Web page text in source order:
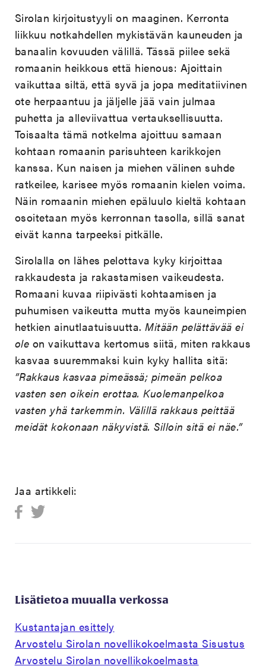
Sirolan kirjoitustyyli on maaginen. Kerronta
liikkuu notkahdellen mykistävän kauneuden ja
banaalin kovuuden välillä. Tässä piilee sekä
romaanin heikkous että hienous: Ajoittain
vaikuttaa siltä, että syvä ja jopa meditatiivinen
ote herpaantuu ja jäljelle jää vain julmaa
puhetta ja alleviivattua vertauksellisuutta.
Toisaalta tämä notkelma ajoittuu samaan
kohtaan romaanin parisuhteen karikkojen
kanssa. Kun naisen ja miehen välinen suhde
ratkeilee, karisee myös romaanin kielen voima.
Näin romaanin miehen epäluulo kieltä kohtaan
osoitetaan myös kerronnan tasolla, sillä sanat
eivät kanna tarpeeksi pitkälle.
Sirolalla on lähes pelottava kyky kirjoittaa
rakkaudesta ja rakastamisen vaikeudesta.
Romaani kuvaa riipivästi kohtaamisen ja
puhumisen vaikeutta mutta myös kauneimpien
hetkien ainutlaatuisuutta.Mitään pelättävää ei
ole on vaikuttava kertomus siitä, miten rakkaus
kasvaa suuremmaksi kuin kyky hallita sitä:
”Rakkaus kasvaa pimeässä; pimeän pelkoa
vasten sen oikein erottaa. Kuolemanpelkoa
vasten yhä tarkemmin. Välillä rakkaus peittää
meidät kokonaan näkyvistä. Silloin sitä ei näe.”
Jaa artikkeli:
Lisätietoa muualla verkossa
Kustantajan esittely
Arvostelu Sirolan novellikokoelmasta Sisustus
Arvostelu Sirolan novellikokoelmasta